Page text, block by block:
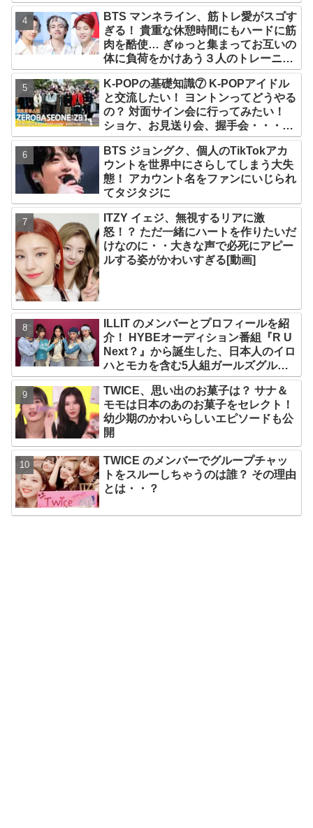
と話題沸騰
BTS マンネライン、筋トレ愛がスゴす
ぎる！ 貴重な休憩時間にもハードに筋
肉を酷使… ぎゅっと集まってお互いの
体に負荷をかけあう３人のトレーニン
グ風景がかわいすぎるとファンくぎづ
け
K-POPの基礎知識⑦ K-POPアイドル
と交流したい！ ヨントンってどうやる
の？ 対面サイン会に行ってみたい！
ショケ、お見送り会、握手会・・・リ
リースイベントあれこれを紹介
BTS ジョングク、個人のTikTokアカ
ウントを世界中にさらしてしまう大失
態！ アカウント名をファンにいじられ
てタジタジに
ITZY イェジ、無視するリアに激
怒！？ ただ一緒にハートを作りたいだ
けなのに・・大きな声で必死にアピー
ルする姿がかわいすぎる[動画]
ILLIT のメンバーとプロフィールを紹
介！ HYBEオーディション番組『R U
Next？』から誕生した、日本人のイロ
ハとモカを含む5人組ガールズグルー
プ！ デビュー曲「Magnetic」がいき
なりの大ヒット
TWICE、思い出のお菓子は？ サナ＆
モモは日本のあのお菓子をセレクト！
幼少期のかわいらしいエピソードも公
開
TWICE のメンバーでグループチャッ
トをスルーしちゃうのは誰？ その理由
とは・・？